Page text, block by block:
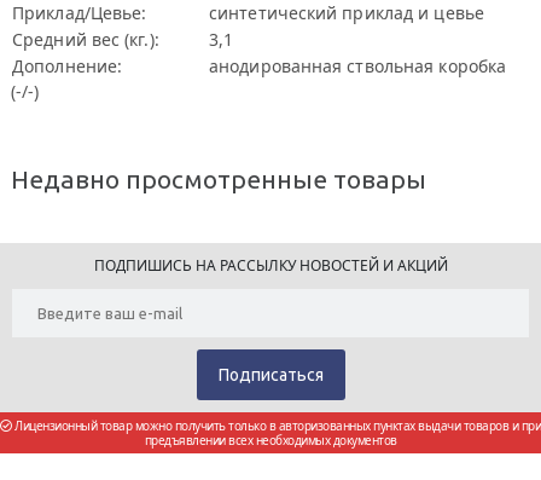
Приклад/Цевье:
синтетический приклад и цевье
Средний вес (кг.):
3,1
Дополнение:
анодированная ствольная коробка
(-/-)
Недавно просмотренные товары
ПОДПИШИСЬ НА РАССЫЛКУ НОВОСТЕЙ И АКЦИЙ
Лицензионный товар можно получить только в авторизованных пунктах выдачи товаров и при
предъявлении всех необходимых документов